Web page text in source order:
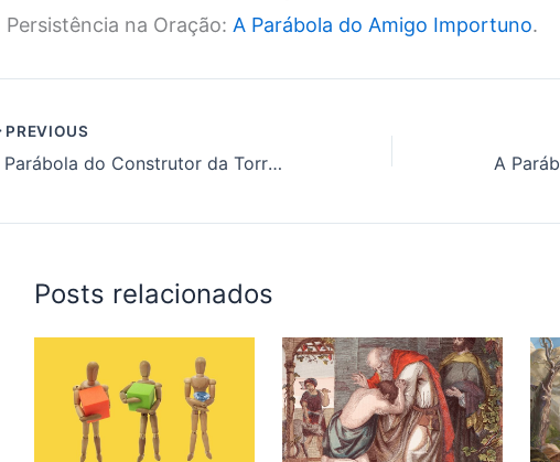
Persistência na Oração: A Parábola do Amigo Importuno.
PREVIOUS
A Parábola do Construtor da Torre – 9 lições para mudar sua vida na presença de Deus
Posts relacionados